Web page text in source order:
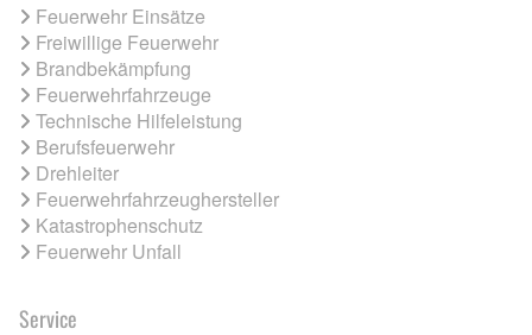
Feuerwehr Einsätze
Freiwillige Feuerwehr
Brandbekämpfung
Feuerwehrfahrzeuge
Technische Hilfeleistung
Berufsfeuerwehr
Drehleiter
Feuerwehrfahrzeughersteller
Katastrophenschutz
Feuerwehr Unfall
Service